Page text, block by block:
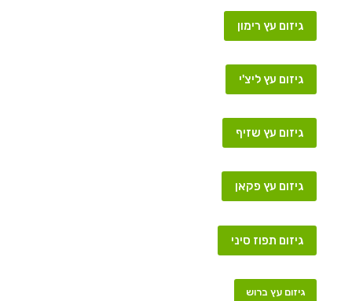
גיזום עץ רימון
גיזום עץ ליצ'י
גיזום עץ שזיף
גיזום עץ פקאן
גיזום תפוז סיני
גיזום עץ ברוש